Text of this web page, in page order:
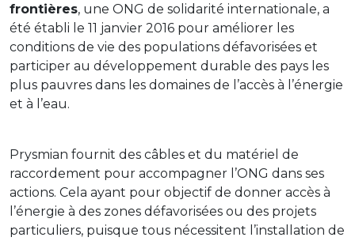
frontières, une ONG de solidarité internationale, a
été établi le 11 janvier 2016 pour améliorer les
conditions de vie des populations défavorisées et
participer au développement durable des pays les
plus pauvres dans les domaines de l’accès à l’énergie
et à l’eau.
Prysmian fournit des câbles et du matériel de
raccordement pour accompagner l’ONG dans ses
actions. Cela ayant pour objectif de donner accès à
l’énergie à des zones défavorisées ou des projets
particuliers, puisque tous nécessitent l’installation de